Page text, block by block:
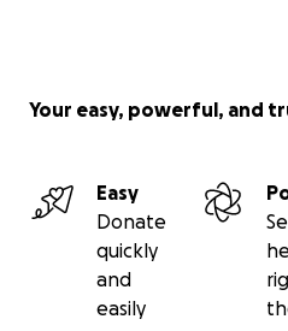
Your easy, powerful, and
Easy
Donate
quickly
and
easily